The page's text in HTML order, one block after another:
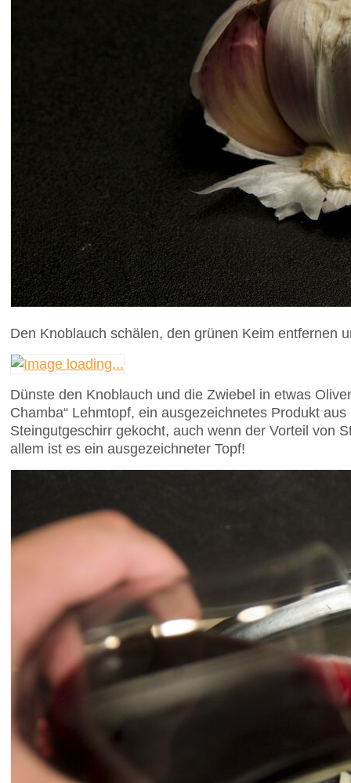
Den Knoblauch schälen, den grünen Keim entfernen
Dünste den Knoblauch und die Zwiebel in etwas
Chamba“ Lehmtopf, ein ausgezeichnetes Produkt
Steingutgeschirr gekocht, auch wenn der Vorteil von
allem ist es ein ausgezeichneter Topf!